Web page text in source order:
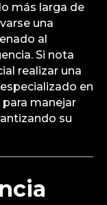
más larga de
una
al
Si nota
realizar una
en
manejar
su